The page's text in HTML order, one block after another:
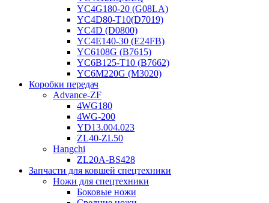
YC4G180-20 (G08LA)
YC4D80-T10(D7019)
YC4D (D0800)
YC4E140-30 (E24FB)
YC6108G (B7615)
YC6B125-T10 (B7662)
YC6M220G (M3020)
Коробки передач
Advance-ZF
4WG180
4WG-200
YD13.004.023
ZL40-ZL50
Hangchi
ZL20A-BS428
Запчасти для ковшей спецтехники
Ножи для спецтехники
Боковые ножи